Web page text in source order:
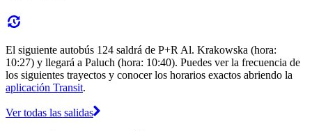
El siguiente autobús 124 saldrá de P+R Al. Krakowska (hora:
10:27) y llegará a Paluch (hora: 10:40). Puedes ver la frecuencia de
los siguientes trayectos y conocer los horarios exactos abriendo la
aplicación Transit.
Ver todas las salidas